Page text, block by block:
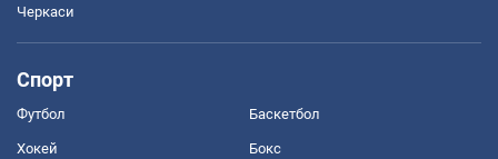
Черкаси
Спорт
Футбол Баскетбол
Хокей Бокс